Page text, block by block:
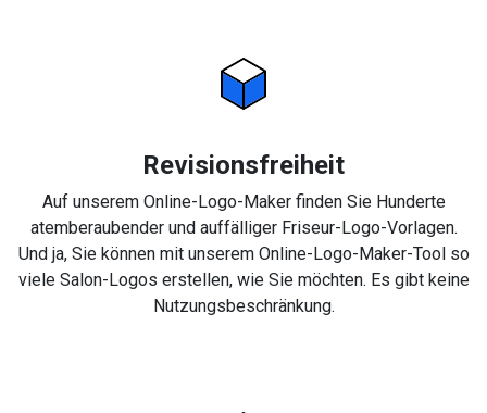
Revisionsfreiheit
Auf unserem Online-Logo-Maker finden Sie Hunderte
atemberaubender und auffälliger Friseur-Logo-Vorlagen.
Und ja, Sie können mit unserem Online-Logo-Maker-Tool so
viele Salon-Logos erstellen, wie Sie möchten. Es gibt keine
Nutzungsbeschränkung.